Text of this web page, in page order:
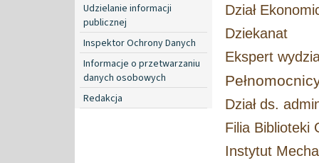
Udzielanie informacji
publicznej
Inspektor Ochrony Danych
Informacje o przetwarzaniu
danych osobowych
Redakcja
Dział
Dziekanat
Ekspert
Dział ds.
Filia Biblioteki
Instytut